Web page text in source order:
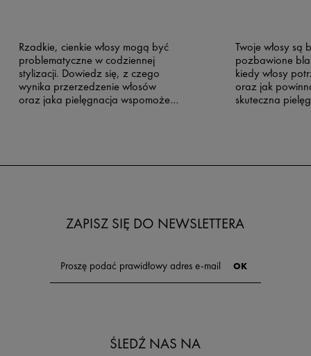
Rzadkie, cienkie włosy mogą być
problematyczne w codziennej
stylizacji. Dowiedz się, z czego
wynika przerzedzenie włosów
oraz jaka pielęgnacja wspomoże
Twoje włosy są
pozbawione
kiedy włosy
oraz jak
skuteczna
ZAPISZ SIĘ DO NEWSLETTERA
ŚLEDŹ NAS NA